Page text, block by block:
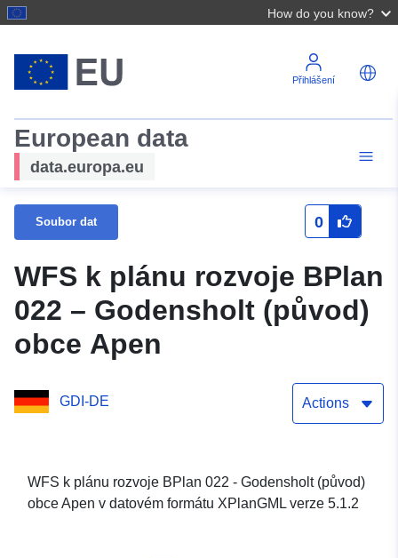
How do you know?
Přihlášení
European data
data.europa.eu
Soubor dat 0
WFS k plánu rozvoje BPlan
022 – Godensholt (původ)
obce Apen
GDI-DE Actions
WFS k plánu rozvoje BPlan 022 - Godensholt (původ)
obce Apen v datovém formátu XPlanGML verze 5.1.2